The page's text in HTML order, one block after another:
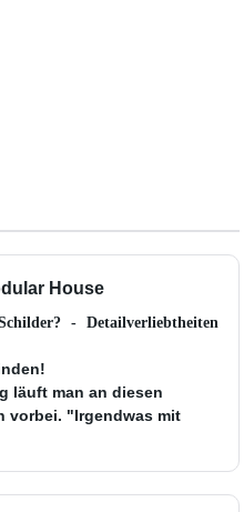
House
- Detailverliebtheiten
läuft man an diesen
vorbei. "Irgendwas mit